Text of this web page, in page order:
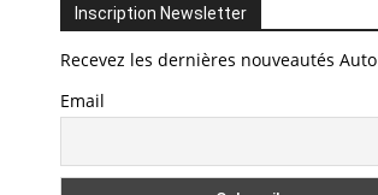
Inscription Newsletter
Recevez les dernières nouveautés Auto
Email